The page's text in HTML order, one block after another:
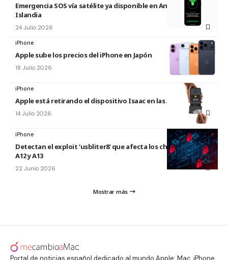
Emergencia SOS vía satélite ya disponible en Andorra e
Islandia
24 Julio 2026
iPhone
Apple sube los precios del iPhone en Japón
18 Julio 2026
iPhone
Apple está retirando el dispositivo Isaac en las Apple Store
14 Julio 2026
iPhone
Detectan el exploit ‘usbliter8’ que afecta los chips de Apple
A12 y A13
22 Junio 2026
Mostrar más
Portal de noticias español dedicado al mundo Apple: Mac, iPhone,